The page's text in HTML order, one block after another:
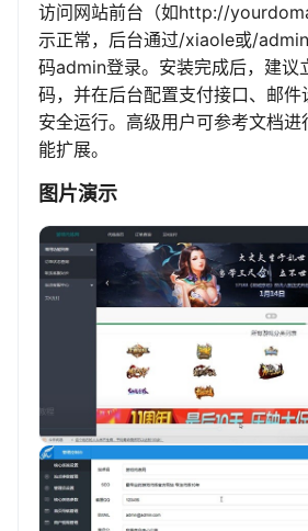
访问网站前台（如http://
示正常，后台通过/xiaole或/
码admin登录。安装完成后，建议
码，并在后台配置支付接口、邮件
安全运行。高级用户可参考文档进
能扩展。
图片演示